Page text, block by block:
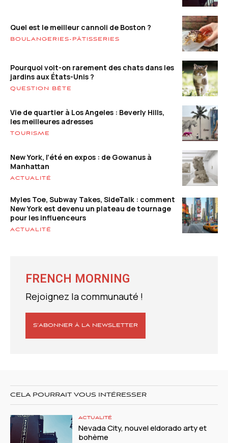
Quel est le meilleur cannoli de Boston ?
BOULANGERIES-PÂTISSERIES
Pourquoi voit-on rarement des chats dans les
jardins aux États-Unis ?
QUESTION BÊTE
Vie de quartier à Los Angeles : Beverly Hills,
les meilleures adresses
TOURISME
New York, l’été en expos : de Gowanus à
Manhattan
ACTUALITÉ
Myles Toe, Subway Takes, SideTalk : comment
New York est devenu un plateau de tournage
pour les influenceurs
ACTUALITÉ
FRENCH MORNING
Rejoignez la communauté !
S’ABONNER À LA NEWSLETTER
CELA POURRAIT VOUS INTÉRESSER
ACTUALITÉ
Nevada City, nouvel eldorado arty et
bohème